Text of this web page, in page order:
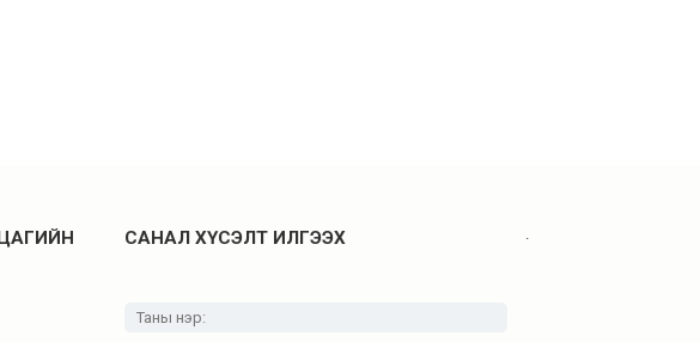
САНАЛ ХҮСЭЛТ ИЛГЭЭХ .